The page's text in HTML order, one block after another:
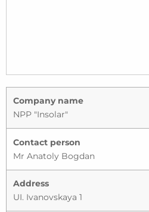
Company name
NPP "Insolar"
Contact person
Mr Anatoly Bogdan
Address
UI. Ivanovskaya 1